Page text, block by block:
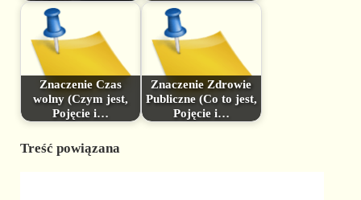
Znaczenie Czas
wolny (Czym jest,
Pojęcie i…
Znaczenie Zdrowie
Publiczne (Co to jest,
Pojęcie i…
Treść powiązana